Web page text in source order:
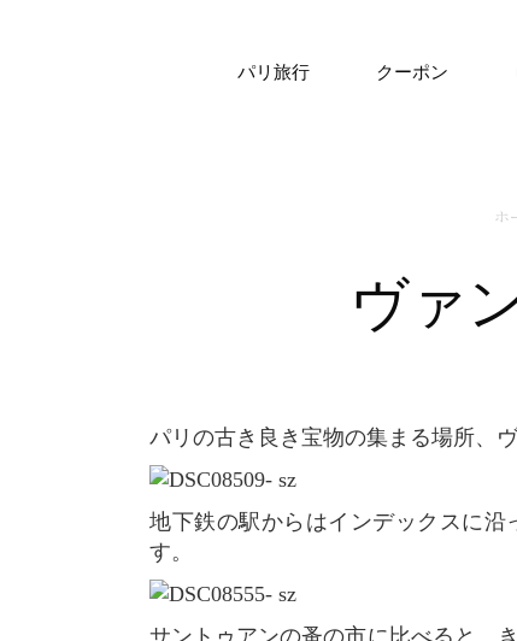
パリ旅行 クーポン
ホ
ヴ
パリの古き良き宝物の集まる場所、
地下鉄の駅からはインデックスに沿って徒10分もかからず野外に並ぶ蚤の市に到着しま
す。
サントゥアンの蚤の市に比べると、きちんとした印象です。パリジャン、パリジェンヌた